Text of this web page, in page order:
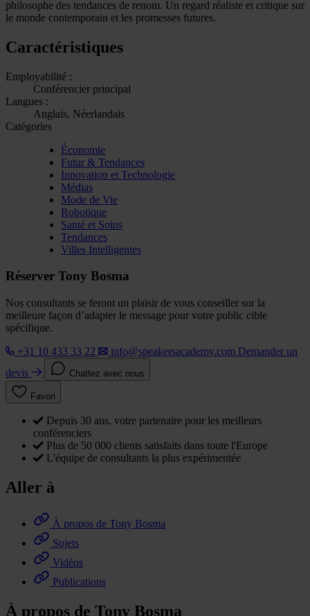
philosophe des tendances de renom. Un regard réaliste et critique sur
le monde contemporain et les promesses futures.
Caractéristiques
Employabilité :
Conférencier principal
Langues :
Anglais, Néerlandais
Catégories
Économie
Futur & Tendances
Innovation et Technologie
Médias
Mode de Vie
Robotique
Santé et Soins
Tendances
Villes Intelligentes
Réserver Tony Bosma
Nos consultants se feront un plaisir de vous conseiller sur la
meilleure façon d’adapter le message pour votre public cible
spécifique.
+31 10 433 33 22
info@speakersacademy.com Demander un
devis
Chattez avec nous
Favori
Depuis 30 ans, votre partenaire pour les meilleurs
conférenciers
Plus de 50 000 clients satisfaits dans toute l'Europe
L'équipe de consultants la plus expérimentée
Aller à
À propos de Tony Bosma
Sujets
Vidéos
Publications
À propos de Tony Bosma